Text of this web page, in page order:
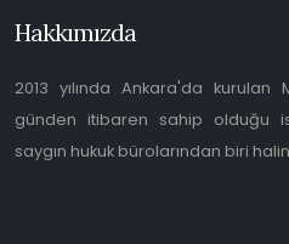
Hakkımızda
2013 yılında Ankara'da kurulan
günden itibaren sahip olduğu
saygın hukuk bürolarından biri